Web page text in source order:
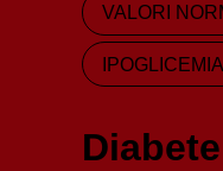
VALORI
IPOGLICEMIA